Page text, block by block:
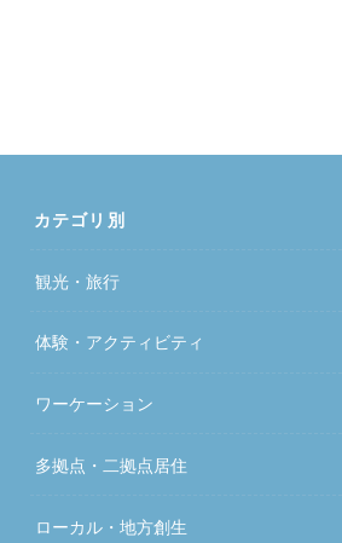
カテゴリ別
観光・旅行
体験・アクティビティ
ワーケーション
多拠点・二拠点居住
ローカル・地方創生